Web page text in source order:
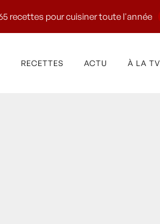
recettes pour cuisiner toute l'année
RECETTES ACTU À LA TV